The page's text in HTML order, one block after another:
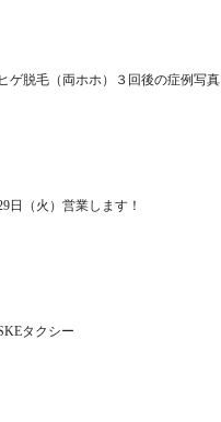
ヒゲ脱毛（両ホホ）３回後の症例写真
日（火）営業します！
タクシー